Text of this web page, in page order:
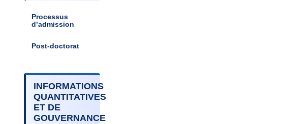
Processus
d’admission
Post-doctorat
INFORMATIONS
QUANTITATIVES
ET DE
GOUVERNANCE